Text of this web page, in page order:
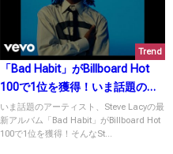
Trend
「Bad Habit」がBillboard Hot
100で1位を獲得！いま話題のア
ーティスト、Steve Lacyとは？
いま話題のアーティスト、Steve Lacyの最
新アルバム「Bad Habit」がBillboard Hot
100で1位を獲得！そんなSt...